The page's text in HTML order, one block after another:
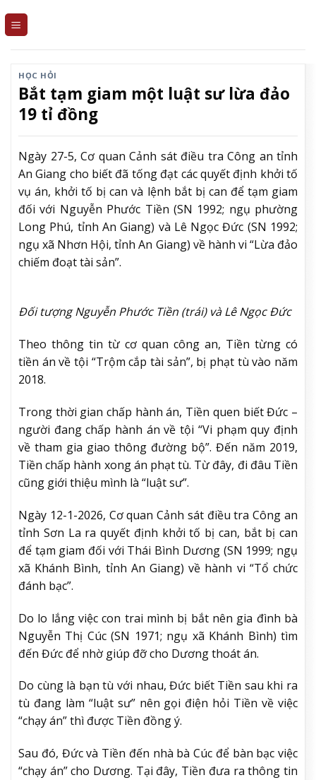
HỌC HỎI
Bắt tạm giam một luật sư lừa đảo
19 tỉ đồng
Ngày 27-5, Cơ quan Cảnh sát điều tra Công an tỉnh
An Giang cho biết đã tống đạt các quyết định khởi tố
vụ án, khởi tố bị can và lệnh bắt bị can để tạm giam
đối với Nguyễn Phước Tiền (SN 1992; ngụ phường
Long Phú, tỉnh An Giang) và Lê Ngọc Đức (SN 1992;
ngụ xã Nhơn Hội, tỉnh An Giang) về hành vi “Lừa đảo
chiếm đoạt tài sản”.
Đối tượng Nguyễn Phước Tiền (trái) và Lê Ngọc Đức
Theo thông tin từ cơ quan công an, Tiền từng có
tiền án về tội “Trộm cắp tài sản”, bị phạt tù vào năm
2018.
Trong thời gian chấp hành án, Tiền quen biết Đức –
người đang chấp hành án về tội “Vi phạm quy định
về tham gia giao thông đường bộ”. Đến năm 2019,
Tiền chấp hành xong án phạt tù. Từ đây, đi đâu Tiền
cũng giới thiệu mình là “luật sư”.
Ngày 12-1-2026, Cơ quan Cảnh sát điều tra Công an
tỉnh Sơn La ra quyết định khởi tố bị can, bắt bị can
để tạm giam đối với Thái Bình Dương (SN 1999; ngụ
xã Khánh Bình, tỉnh An Giang) về hành vi “Tổ chức
đánh bạc”.
Do lo lắng việc con trai mình bị bắt nên gia đình bà
Nguyễn Thị Cúc (SN 1971; ngụ xã Khánh Bình) tìm
đến Đức để nhờ giúp đỡ cho Dương thoát án.
Do cùng là bạn tù với nhau, Đức biết Tiền sau khi ra
tù đang làm “luật sư” nên gọi điện hỏi Tiền về việc
“chạy án” thì được Tiền đồng ý.
Sau đó, Đức và Tiền đến nhà bà Cúc để bàn bạc việc
“chạy án” cho Dương. Tại đây, Tiền đưa ra thông tin